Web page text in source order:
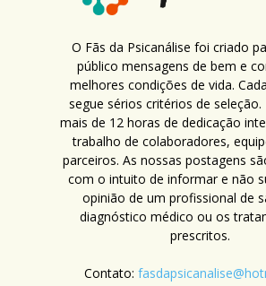
O Fãs da Psicanálise foi criado
público mensagens de bem e
melhores condições de vida.
segue sérios critérios de seleção.
mais de 12 horas de dedicação
trabalho de colaboradores,
parceiros. As nossas postagens
com o intuito de informar e não
opinião de um profissional de
diagnóstico médico ou os
prescritos.
Contato: